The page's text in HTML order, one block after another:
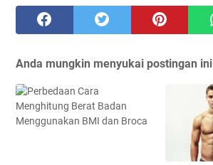
Anda mungkin menyukai postingan ini